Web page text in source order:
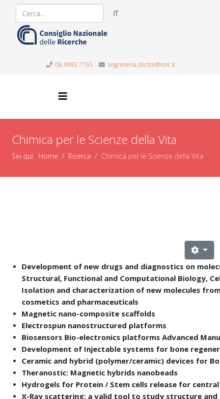
IT
06 4993 7765 segreteria.dsctm@cnr.it
Chimica per le Scienze della Vita
Sei qui: Home Ricerca Chimica per le Scienze della Vita
Development of new drugs and diagnostics on
Structural, Functional and Computational Biology,
Isolation and characterization of new molecules
cosmetics and pharmaceuticals
Magnetic nano-composite scaffolds
Electrospun nanostructured platforms
Biosensors Bio-electronics platforms Advanced
Development of Injectable systems for bone
Ceramic and hybrid (polymer/ceramic) devices for
Theranostic: Magnetic hybrids nanobeads
Hydrogels for Protein / Stem cells release for
X-Ray scattering: a valid tool to study structure